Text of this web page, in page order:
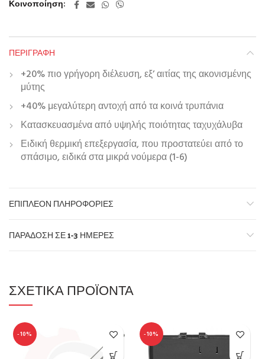
Κοινοποίηση
ΠΕΡΙΓΡΑΦΉ
+20% πιο γρήγορη διέλευση, εξ’ αιτίας της ακονισμένης
μύτης
+40% μεγαλύτερη αντοχή από τα κοινά τρυπάνια
Κατασκευασμένα από υψηλής ποιότητας ταχυχάλυβα
Ειδική θερμική επεξεργασία, που προστατεύει από το
σπάσιμο, ειδικά στα μικρά νούμερα (1-6)
ΕΠΙΠΛΈΟΝ ΠΛΗΡΟΦΟΡΊΕΣ
ΠΑΡΆΔΟΣΗ ΣΕ 1-3 ΗΜΈΡΕΣ
ΣΧΕΤΙΚΆ ΠΡΟΪΌΝΤΑ
-10% -10%